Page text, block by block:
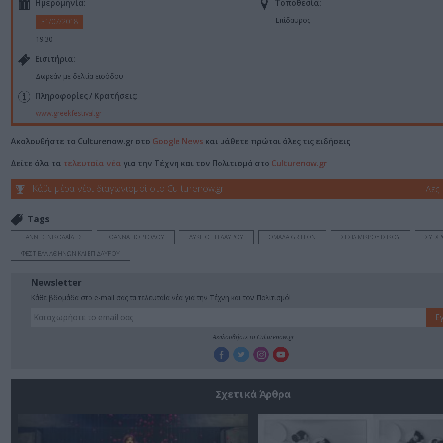
Ημερομηνία:
31/07/2018
19.30
Τοποθεσία:
Επίδαυρος
Eισιτήρια:
Δωρεάν με δελτία εισόδου
Πληροφορίες / Κρατήσεις:
www.greekfestival.gr
Ακολουθήστε το Culturenow.gr στο Google News και μάθετε πρώτοι όλες τις ειδήσεις
Δείτε όλα τα τελευταία νέα για την Τέχνη και τον Πολιτισμό στο Culturenow.gr
Κάθε μέρα νέοι διαγωνισμοί στο Culturenow.gr Δες
Tags
ΓΙΑΝΝΗΣ ΝΙΚΟΛΑΪ́ΔΗΣ ΙΩΑΝΝΑ ΠΟΡΤΟΛΟΥ ΛΥΚΕΙΟ ΕΠΙΔΑΥΡΟΥ ΟΜΑΔΑ GRIFFON ΣΕΣΙΛ ΜΙΚΡΟΥΤΣΙΚΟΥ
ΦΕΣΤΙΒΑΛ ΑΘΗΝΩΝ ΚΑΙ ΕΠΙΔΑΥΡΟΥ
Newsletter
Κάθε βδομάδα στο e-mail σας τα τελευταία νέα για την Τέχνη και τον Πολιτισμό!
Ακολουθήστε το Culturenow.gr
Σχετικά Άρθρα